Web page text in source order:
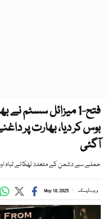
فتح-1 میزائل سسٹم
بوس کر دیا، بھارت پر
آگئی
حملے سے دشمن کے متعدد ٹھکانے تباہ
ویب ڈیسک May 10, 2025